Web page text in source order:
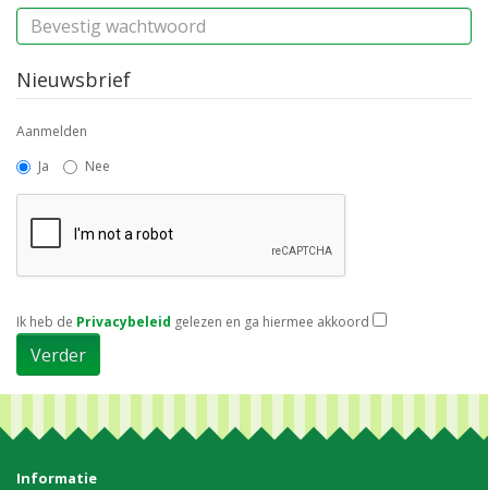
Nieuwsbrief
Aanmelden
Ja
Nee
Ik heb de Privacybeleid gelezen en ga hiermee akkoord
Informatie